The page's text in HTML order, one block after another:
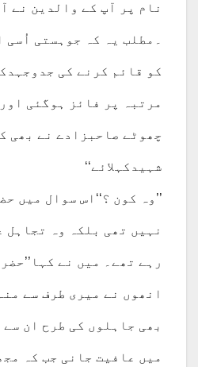
نام پر آپ کے والدین نے
۔مطلب یہ کہ جوہستی اُسی
کو قائم کرنے کی
مرتبہ پر فائز ہوگئی
چھوٹے صاحبزادے نے بھی
شہیدکہلائے‘‘
’’وہ کون ؟‘‘اس سوال میں
نہیں تھی بلکہ وہ تجاہل
رہے تھے۔ میں نے
انھوں نے میری طرف سے
بھی جاہلوں کی طرح ان
میں عافیت جانی جب کہ